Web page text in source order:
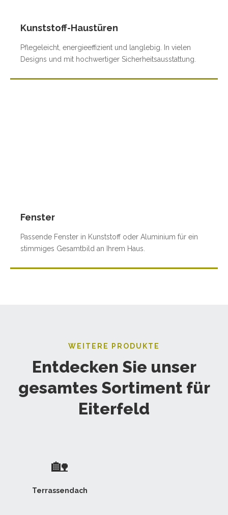
Kunststoff-Haustüren
Pflegeleicht, energieeffizient und langlebig. In vielen
Designs und mit hochwertiger Sicherheitsausstattung.
Fenster
Passende Fenster in Kunststoff oder Aluminium für ein
stimmiges Gesamtbild an Ihrem Haus.
WEITERE PRODUKTE
Entdecken Sie unser
gesamtes Sortiment für
Eiterfeld
🏡
Terrassendach